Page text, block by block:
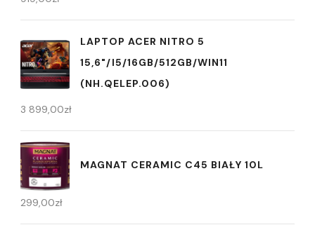
LAPTOP ACER NITRO 5
15,6"/I5/16GB/512GB/WIN11
(NH.QELEP.006)
3 899,00zł
MAGNAT CERAMIC C45 BIAŁY 10L
299,00zł